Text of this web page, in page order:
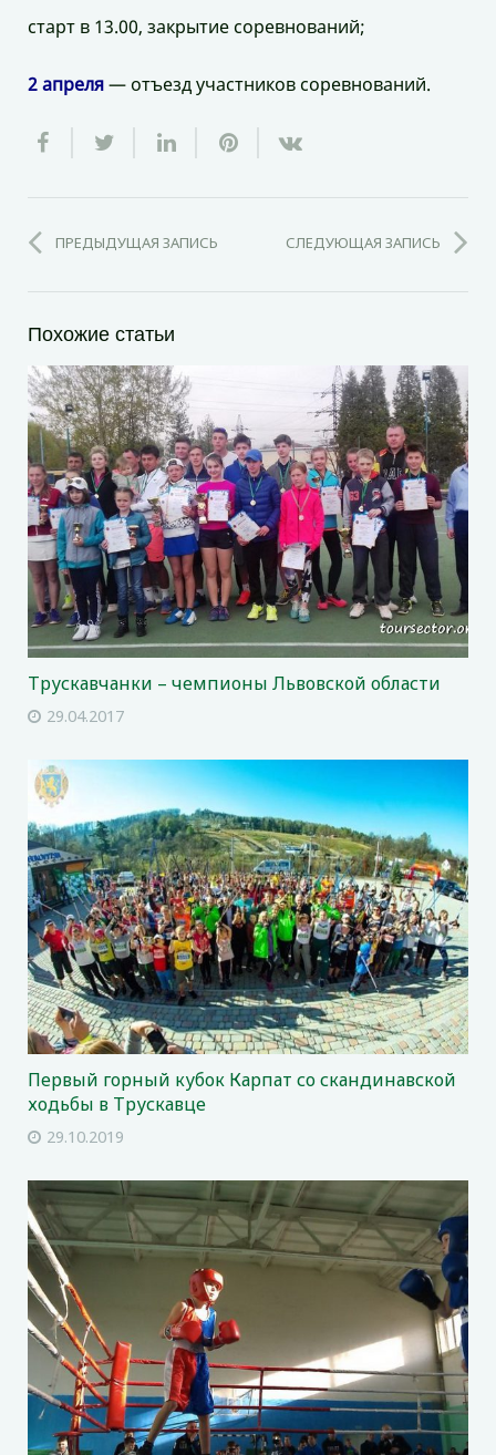
старт в 13.00, закрытие соревнований;
2 апреля— отъезд участников соревнований.
ПРЕДЫДУЩАЯ ЗАПИСЬ СЛЕДУЮЩАЯ ЗАПИСЬ
Похожие статьи
Трускавчанки – чемпионы Львовской области
29.04.2017
Первый горный кубок Карпат со скандинавской
ходьбы в Трускавце
29.10.2019